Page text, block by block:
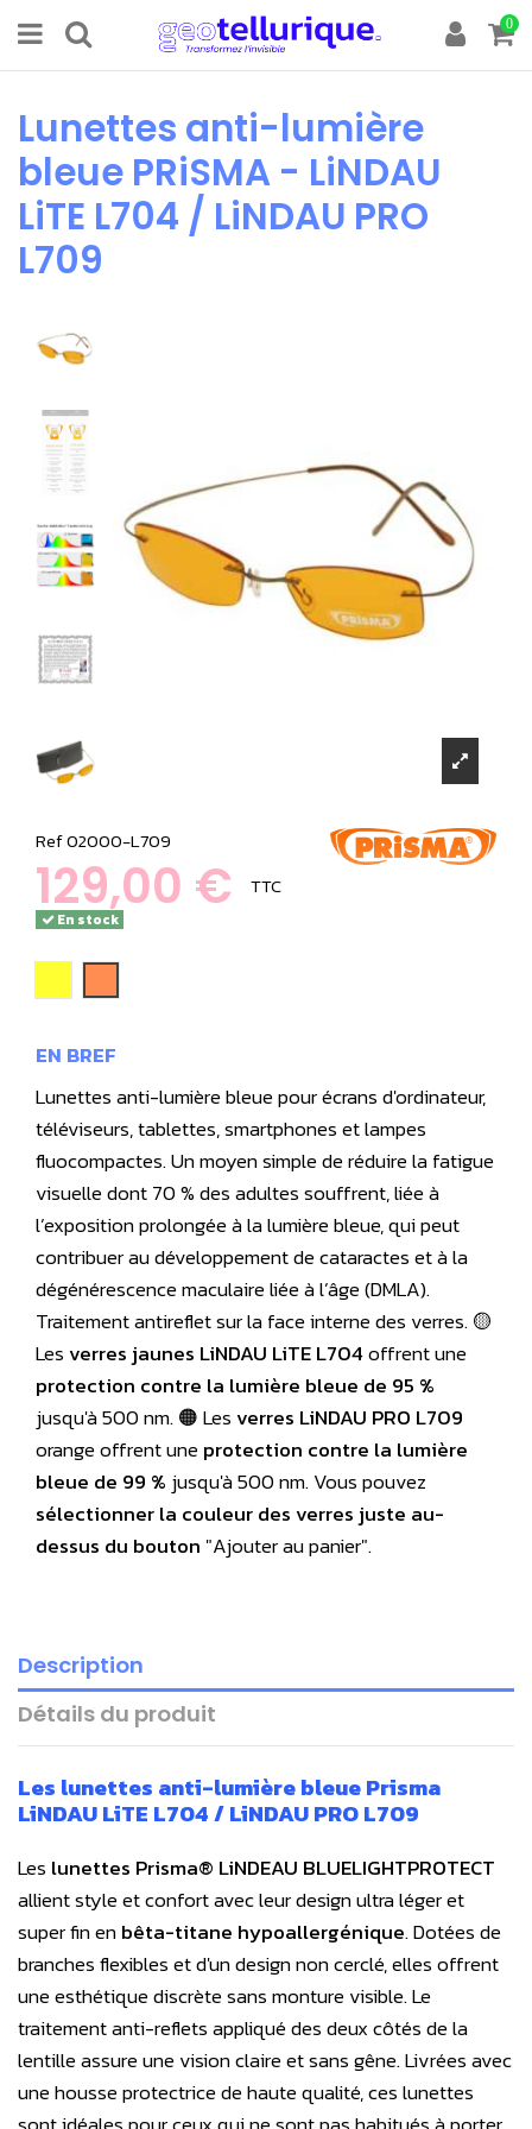
0
Lunettes anti-lumière
bleue PRiSMA - LiNDAU
LiTE L704 / LiNDAU PRO
L709
Ref02000-L709
129,00 € TTC
En stock
EN BREF
Lunettes anti-lumière bleue pour écrans d'ordinateur,
téléviseurs, tablettes, smartphones et lampes
fluocompactes. Un moyen simple de réduire la fatigue
visuelle dont 70 % des adultes souffrent, liée à
l’exposition prolongée à la lumière bleue, qui peut
contribuer au développement de cataractes et à la
dégénérescence maculaire liée à l’âge (DMLA).
Traitement antireflet sur la face interne des verres. 🟡
Les verres jaunes LiNDAU LiTE L704offrent une
protection contre la lumière bleue de 95 %
jusqu'à 500 nm. 🟠 Les verres LiNDAU PRO L709
orange offrent uneprotection contre la lumière
bleue de 99 % jusqu'à 500 nm. Vous pouvez
sélectionner la couleur des verres juste au-
dessus du bouton "Ajouter au panier".
Description
Détails du produit
Les lunettes anti-lumière bleue Prisma
LiNDAU LiTE L704 / LiNDAU PRO L709
Les lunettes Prisma® LiNDEAU BLUELIGHTPROTECT
allient style et confort avec leur design ultra léger et
super fin enbêta-titane hypoallergénique. Dotées de
branches flexibles et d'un design non cerclé, elles offrent
une esthétique discrète sans monture visible. Le
traitement anti-reflets appliqué des deux côtés de la
lentille assure une vision claire et sans gêne. Livrées avec
une housse protectrice de haute qualité, ces lunettes